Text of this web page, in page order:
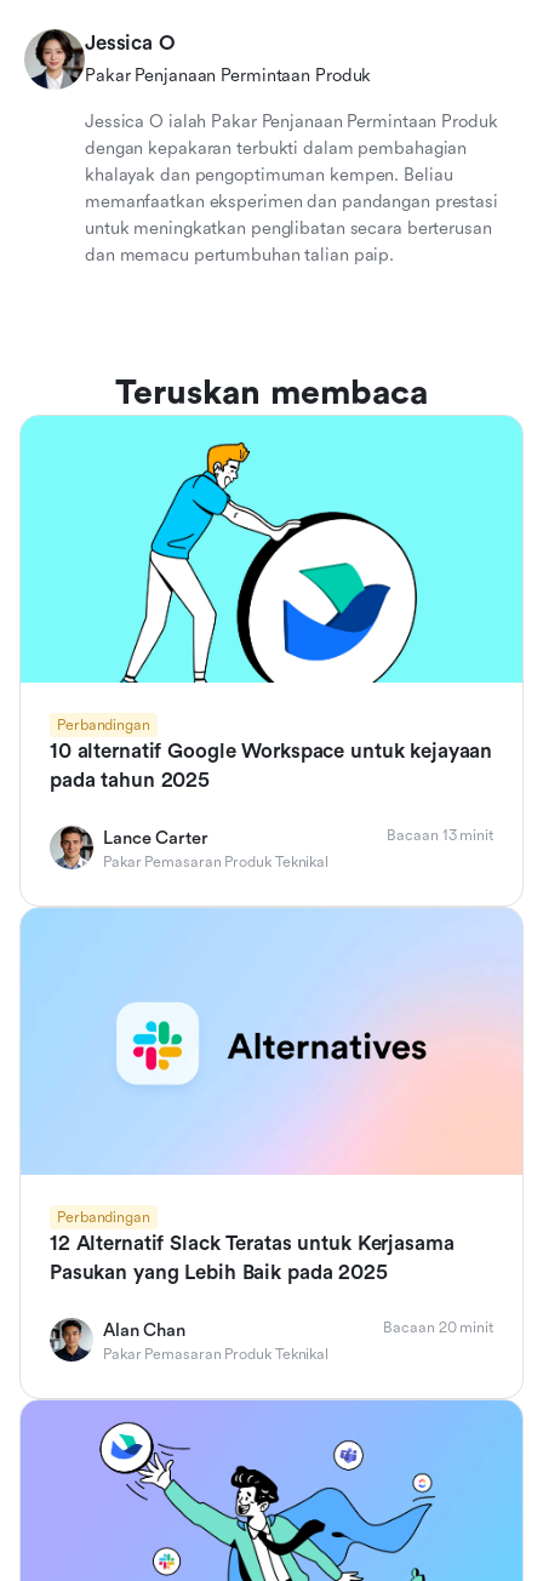
Jessica O
Pakar Penjanaan Permintaan Produk
Jessica O ialah Pakar Penjanaan Permintaan Produk
dengan kepakaran terbukti dalam pembahagian
khalayak dan pengoptimuman kempen. Beliau
memanfaatkan eksperimen dan pandangan prestasi
untuk meningkatkan penglibatan secara berterusan
dan memacu pertumbuhan talian paip.
Teruskan membaca
Perbandingan
10 alternatif Google Workspace untuk kejayaan
pada tahun 2025
Lance Carter
Pakar Pemasaran Produk Teknikal
Bacaan 13 minit
Perbandingan
12 Alternatif Slack Teratas untuk Kerjasama
Pasukan yang Lebih Baik pada 2025
Alan Chan
Pakar Pemasaran Produk Teknikal
Bacaan 20 minit